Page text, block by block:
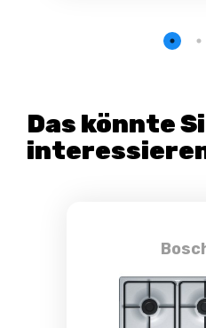
Das könnte